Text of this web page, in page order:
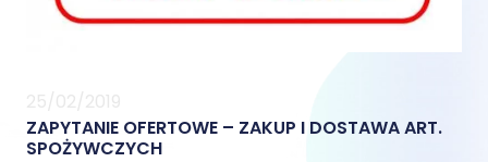
ZAPYTANIE OFERTOWE – ZAKUP I DOSTAWA ART.
SPOŻYWCZYCH